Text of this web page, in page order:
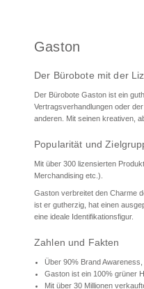
Gaston
Der Bürobote mit der
Der Bürobote Gaston ist ein
Vertragsverhandlungen oder
anderen. Mit seinen kreativen,
Popularität und
Mit über 300 lizensierten
Merchandising etc.).
Gaston verbreitet den Charme
ist er gutherzig, hat einen
eine ideale Identifikationsfigur.
Zahlen und Fakten
Über 90% Brand
Gaston ist ein 100% grüner
Mit über 30 Millionen